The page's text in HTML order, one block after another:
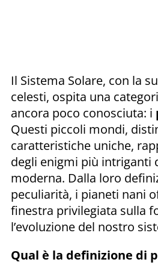
Il Sistema Solare, con la
celesti, ospita una
ancora poco conosciuta: i
Questi piccoli mondi,
caratteristiche uniche,
degli enigmi più intriganti
moderna. Dalla loro
peculiarità, i pianeti nani
finestra privilegiata sulla
l’evoluzione del nostro
Qual è la definizione di